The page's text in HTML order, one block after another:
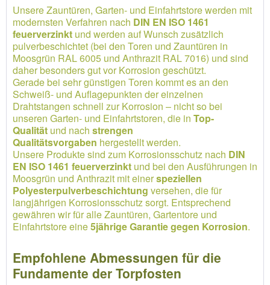
Unsere Zauntüren, Garten- und Einfahrtstore werden mit
modernsten Verfahren nach DIN EN ISO 1461
feuerverzinkt und werden auf Wunsch zusätzlich
pulverbeschichtet (bei den Toren und Zauntüren in
Moosgrün RAL 6005 und Anthrazit RAL 7016) und sind
daher besonders gut vor Korrosion geschützt.
Gerade bei sehr günstigen Toren kommt es an den
Schweiß- und Auflagepunkten der einzelnen
Drahtstangen schnell zur Korrosion – nicht so bei
unseren Garten- und Einfahrtstoren, die in Top-
Qualität und nach strengen
Qualitätsvorgaben hergestellt werden.
Unsere Produkte sind zum Korrosionsschutz nach DIN
EN ISO 1461 feuerverzinkt und bei den Ausführungen in
Moosgrün und Anthrazit mit einerspeziellen
Polyesterpulverbeschichtung versehen, die für
langjährigen Korrosionsschutz sorgt. Entsprechend
gewähren wir für alle Zauntüren, Gartentore und
Einfahrtstore eine5jährige Garantie gegen Korrosion.
Empfohlene Abmessungen für die
Fundamente der Torpfosten